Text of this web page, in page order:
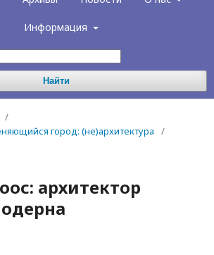
Информация
Найти
/
город: (не)архитектура
/
архитектор